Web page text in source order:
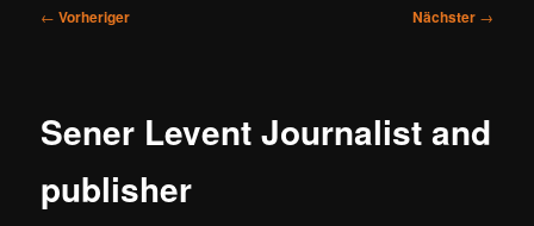
Beitragsnavigation
← Vorheriger Nächster →
Sener Levent Journalist and
publisher